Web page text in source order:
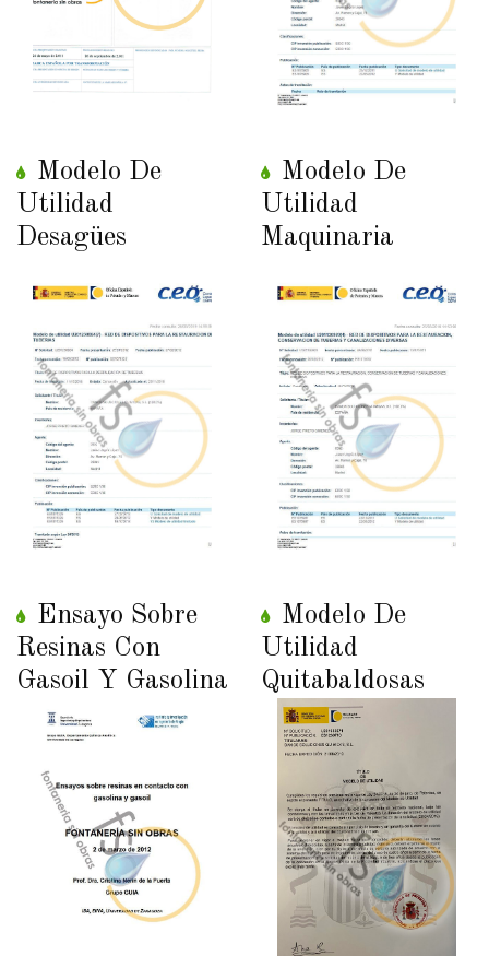
Modelo De
Utilidad
Desagües
Modelo De
Utilidad
Maquinaria
Ensayo Sobre
Resinas Con
Gasoil Y Gasolina
Modelo De
Utilidad
Quitabaldosas